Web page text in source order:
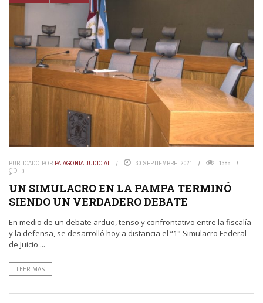
PUBLICADO POR PATAGONIA JUDICIAL 30 SEPTIEMBRE, 2021
1385
0
UN SIMULACRO EN LA PAMPA TERMINÓ
SIENDO UN VERDADERO DEBATE
En medio de un debate arduo, tenso y confrontativo entre la fiscalía
y la defensa, se desarrolló hoy a distancia el “1° Simulacro Federal
de Juicio ...
LEER MAS